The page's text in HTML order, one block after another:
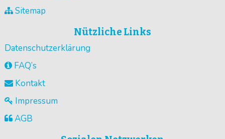
Sitemap
Nützliche Links
Datenschutzerklärung
FAQ’s
Kontakt
Impressum
AGB